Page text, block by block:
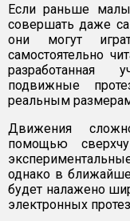
Если раньше
совершать даже
они могут
самостоятельно
разработанная
подвижные
реальным
Движения
помощью
однако в
будет налажено
электронных